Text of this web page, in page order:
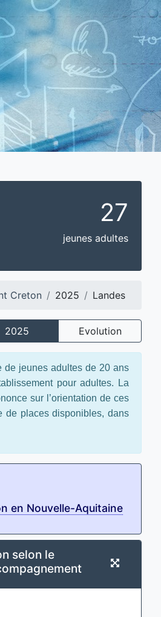
27
jeunes adultes
Creton 2025 Landes
2025 Evolution
de jeunes adultes de 20 ans
pour adultes. La
sur l’orientation de ces
de places disponibles, dans
en Nouvelle-Aquitaine
selon le